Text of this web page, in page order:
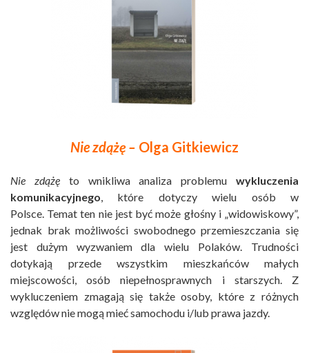
Nie zdążę – Olga Gitkiewicz
Nie zdążęto wnikliwa analiza problemu wykluczenia
komunikacyjnego, które dotyczy wielu osób w
Polsce. Temat ten nie jest być może głośny i „widowiskowy”,
jednak brak możliwości swobodnego przemieszczania się
jest dużym wyzwaniem dla wielu Polaków. Trudności
dotykają przede wszystkim mieszkańców małych
miejscowości, osób niepełnosprawnych i starszych. Z
wykluczeniem zmagają się także osoby, które z różnych
względów nie mogą mieć samochodu i/lub prawa jazdy.